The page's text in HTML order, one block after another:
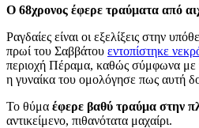
Ο 68χρονος έφερε τραύματα από
Ραγδαίες είναι οι εξελίξεις στην
πρωί του Σαββάτου εντοπίστηκε
περιοχή Πέραμα, καθώς σύμφωνα με
η γυναίκα του ομολόγησε πως αυτή
Το θύμα έφερε βαθύ τραύμα στην
αντικείμενο, πιθανότατα μαχαίρι.